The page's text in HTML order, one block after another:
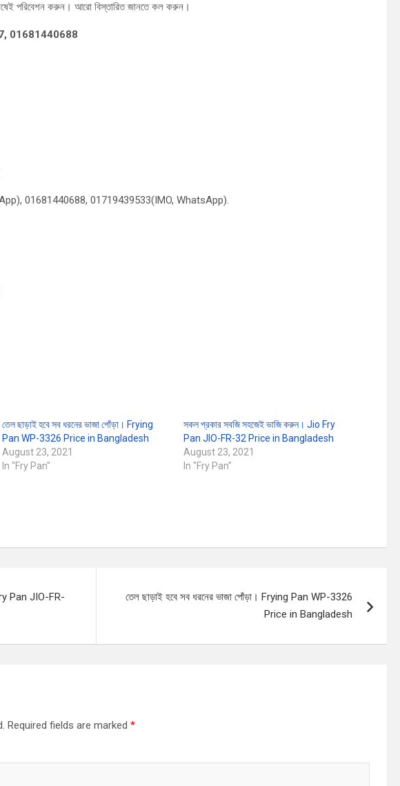
পরিবেশন করুন। আরো বিস্তারিত জানতে কল করুন।
01681440688
01681440688, 01719439533(IMO, WhatsApp).
তেল ছাড়াই হবে সব ধরনের ভাজা পোঁড়া। Frying
Pan WP-3326 Price in Bangladesh
August 23, 2021
In "Fry Pan"
সকল প্রকার সবজি সহজেই ভাজি করুন। Jio Fry
Pan JIO-FR-32 Price in Bangladesh
August 23, 2021
In "Fry Pan"
Pan JIO-FR-
তেল ছাড়াই হবে সব ধরনের ভাজা পোঁড়া। Frying Pan WP-3326
Price in Bangladesh
Required fields are marked *